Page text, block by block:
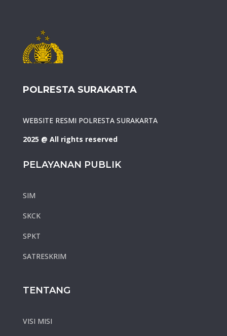
POLRESTA SURAKARTA
WEBSITE RESMI POLRESTA SURAKARTA
2025 @ All rights reserved
PELAYANAN PUBLIK
SIM
SKCK
SPKT
SATRESKRIM
TENTANG
VISI MISI